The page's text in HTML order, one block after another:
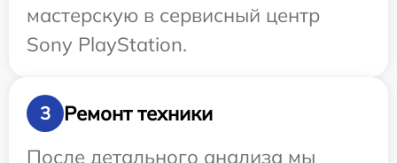
мастерскую в сервисный центр
Sony PlayStation.
3
Ремонт техники
После детального анализа мы